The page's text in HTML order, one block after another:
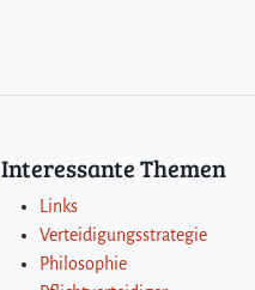
Interessante Themen
Links
Verteidigungsstrategie
Philosophie